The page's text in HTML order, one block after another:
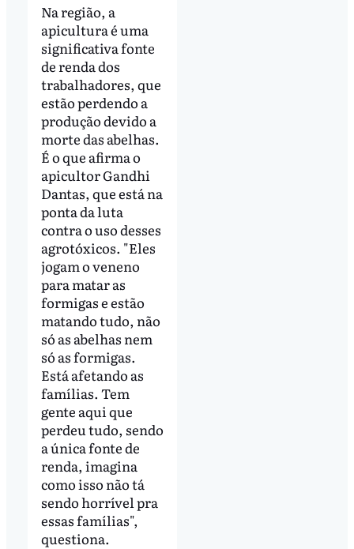
Na região, a
apicultura é uma
significativa fonte
de renda dos
trabalhadores, que
estão perdendo a
produção devido a
morte das abelhas.
É o que afirma o
apicultor Gandhi
Dantas, que está na
ponta da luta
contra o uso desses
agrotóxicos. "Eles
jogam o veneno
para matar as
formigas e estão
matando tudo, não
só as abelhas nem
só as formigas.
Está afetando as
famílias. Tem
gente aqui que
perdeu tudo, sendo
a única fonte de
renda, imagina
como isso não tá
sendo horrível pra
essas famílias",
questiona.